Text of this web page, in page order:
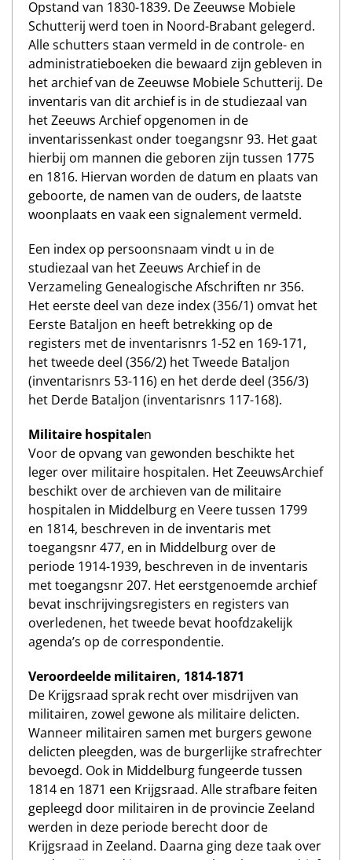
Opstand van 1830-1839. De Zeeuwse Mobiele
Schutterij werd toen in Noord-Brabant gelegerd.
Alle schutters staan vermeld in de controle- en
administratieboeken die bewaard zijn gebleven in
het archief van de Zeeuwse Mobiele Schutterij. De
inventaris van dit archief is in de studiezaal van
het Zeeuws Archief opgenomen in de
inventarissenkast onder toegangsnr 93. Het gaat
hierbij om mannen die geboren zijn tussen 1775
en 1816. Hiervan worden de datum en plaats van
geboorte, de namen van de ouders, de laatste
woonplaats en vaak een signalement vermeld.
Een index op persoonsnaam vindt u in de
studiezaal van het Zeeuws Archief in de
Verzameling Genealogische Afschriften nr 356.
Het eerste deel van deze index (356/1) omvat het
Eerste Bataljon en heeft betrekking op de
registers met de inventarisnrs 1-52 en 169-171,
het tweede deel (356/2) het Tweede Bataljon
(inventarisnrs 53-116) en het derde deel (356/3)
het Derde Bataljon (inventarisnrs 117-168).
Militaire hospitalen
Voor de opvang van gewonden beschikte het
leger over militaire hospitalen. Het ZeeuwsArchief
beschikt over de archieven van de militaire
hospitalen in Middelburg en Veere tussen 1799
en 1814, beschreven in de inventaris met
toegangsnr 477, en in Middelburg over de
periode 1914-1939, beschreven in de inventaris
met toegangsnr 207. Het eerstgenoemde archief
bevat inschrijvingsregisters en registers van
overledenen, het tweede bevat hoofdzakelijk
agenda’s op de correspondentie.
Veroordeelde militairen, 1814-1871
De Krijgsraad sprak recht over misdrijven van
militairen, zowel gewone als militaire delicten.
Wanneer militairen samen met burgers gewone
delicten pleegden, was de burgerlijke strafrechter
bevoegd. Ook in Middelburg fungeerde tussen
1814 en 1871 een Krijgsraad. Alle strafbare feiten
gepleegd door militairen in de provincie Zeeland
werden in deze periode berecht door de
Krijgsraad in Zeeland. Daarna ging deze taak over